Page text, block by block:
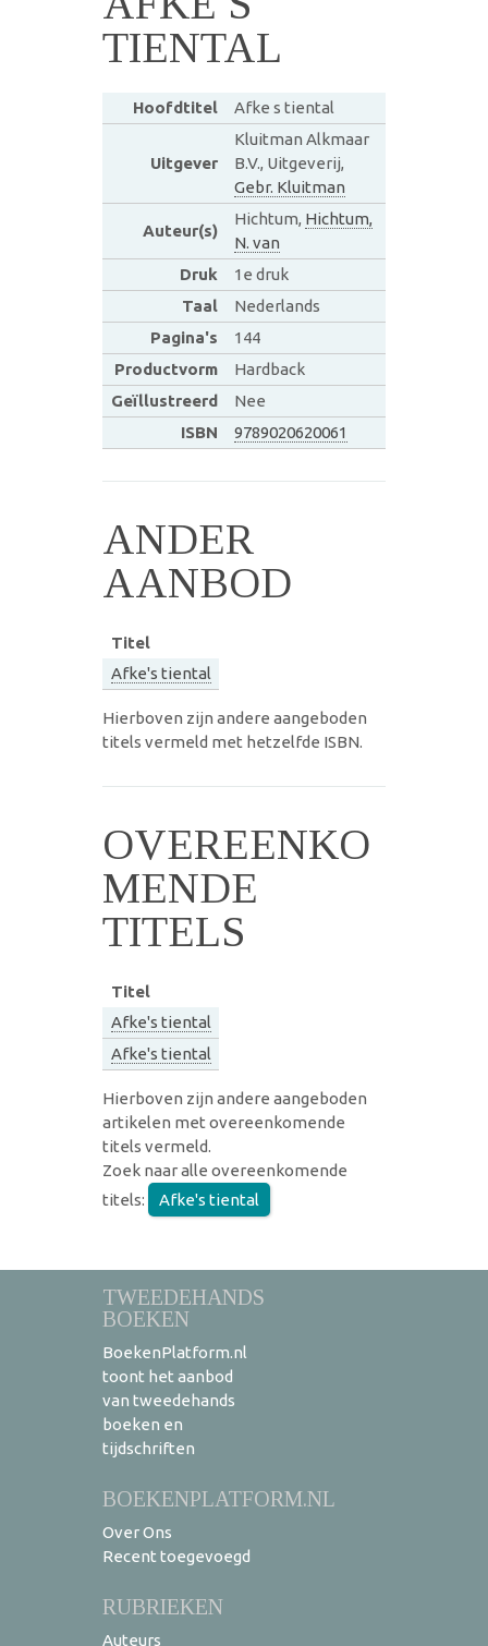
TIENTAL
Hoofdtitel Afke s tiental
Uitgever
Kluitman Alkmaar
B.V., Uitgeverij,
Gebr. Kluitman
Auteur(s)
Hichtum, Hichtum,
N. van
Druk
1e druk
Taal
Nederlands
Pagina's
144
Productvorm
Hardback
Geïllustreerd
Nee
ISBN
9789020620061
ANDER
AANBOD
Titel
Afke's tiental
Hierboven zijn andere aangeboden
titels vermeld met hetzelfde ISBN.
OVEREENKO
MENDE
TITELS
Titel
Afke's tiental
Afke's tiental
Hierboven zijn andere aangeboden
artikelen met overeenkomende
titels vermeld.
Zoek naar alle overeenkomende
titels:
Afke's tiental
TWEEDEHANDS
BOEKEN
BoekenPlatform.nl
toont het aanbod
van tweedehands
boeken en
tijdschriften
BOEKENPLATFORM.NL
Over Ons
Recent toegevoegd
RUBRIEKEN
Auteurs